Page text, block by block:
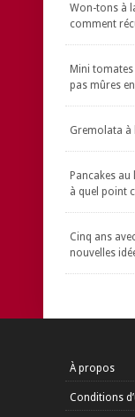
Won-tons à
comment
Mini tomates
pas mûres
Gremolata à
Pancakes
à quel point
Cinq ans
nouvelles
À propos
Conditions